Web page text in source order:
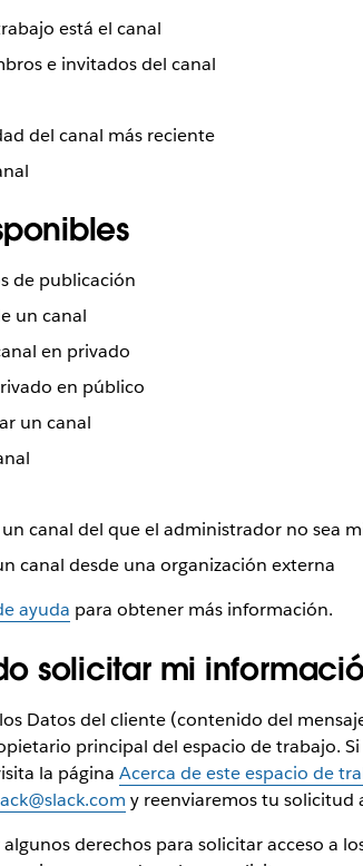
está el canal
e invitados del canal
del canal más reciente
de publicación
un canal
en privado
en público
un canal
canal del que el administrador no sea
canal desde una organización externa
ayuda para obtener más información.
solicitar mi
Datos del cliente (contenido del
principal del espacio de trabajo. Si
la página Acerca de este espacio de
y reenviaremos tu solicitud
derechos para solicitar acceso a